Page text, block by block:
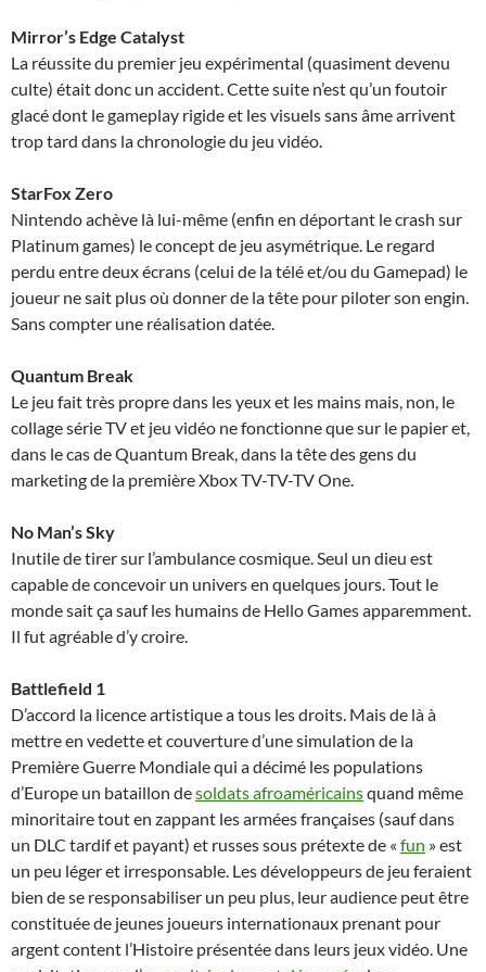
Mirror’s Edge Catalyst
La réussite du premier jeu expérimental (quasiment devenu
culte) était donc un accident. Cette suite n’est qu’un foutoir
glacé dont le gameplay rigide et les visuels sans âme arrivent
trop tard dans la chronologie du jeu vidéo.
StarFox Zero
Nintendo achève là lui-même (enfin en déportant le crash sur
Platinum games) le concept de jeu asymétrique. Le regard
perdu entre deux écrans (celui de la télé et/ou du Gamepad) le
joueur ne sait plus où donner de la tête pour piloter son engin.
Sans compter une réalisation datée.
Quantum Break
Le jeu fait très propre dans les yeux et les mains mais, non, le
collage série TV et jeu vidéo ne fonctionne que sur le papier et,
dans le cas de Quantum Break, dans la tête des gens du
marketing de la première Xbox TV-TV-TV One.
No Man’s Sky
Inutile de tirer sur l’ambulance cosmique. Seul un dieu est
capable de concevoir un univers en quelques jours. Tout le
monde sait ça sauf les humains de Hello Games apparemment.
Il fut agréable d’y croire.
Battlefield 1
D’accord la licence artistique a tous les droits. Mais de là à
mettre en vedette et couverture d’une simulation de la
Première Guerre Mondiale qui a décimé les populations
d’Europe un bataillon desoldats afroaméricainsquand même
minoritaire tout en zappant les armées françaises (sauf dans
un DLC tardif et payant) et russes sous prétexte de « fun » est
un peu léger et irresponsable. Les développeurs de jeu feraient
bien de se responsabiliser un peu plus, leur audience peut être
constituée de jeunes joueurs internationaux prenant pour
argent content l’Histoire présentée dans leurs jeux vidéo. Une